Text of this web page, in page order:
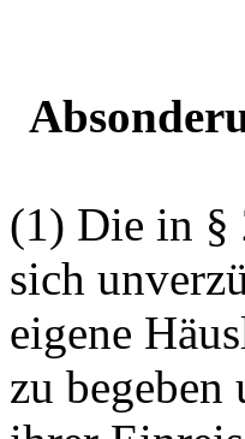
(1) Die in §
sich
eigene
zu